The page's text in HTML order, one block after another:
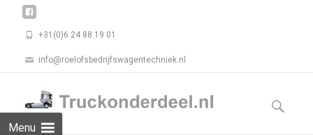
+31(0)6 24 88 19 01
info@roelofsbedrijfswagentechniek.nl
Menu
to
content
Zoeken
naar: